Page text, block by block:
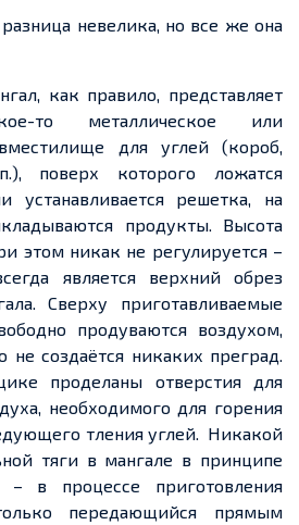
разница невелика, но все же она
как правило, представляет
то металлическое или
для углей (короб,
.), поверх которого ложатся
устанавливается решетка, на
продукты. Высота
этом никак не регулируется –
является верхний обрез
Сверху приготавливаемые
продуваются воздухом,
не создаётся никаких преград.
проделаны отверстия для
необходимого для горения
тления углей. Никакой
тяги в мангале в принципе
– в процессе приготовления
передающийся прямым